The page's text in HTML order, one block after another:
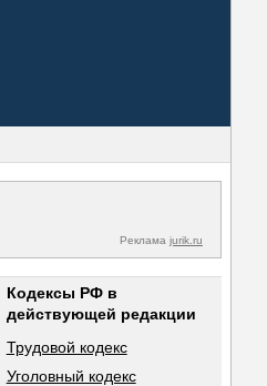
Реклама jurik.ru
Кодексы РФ в
действующей редакции
Трудовой кодекс
Уголовный кодекс